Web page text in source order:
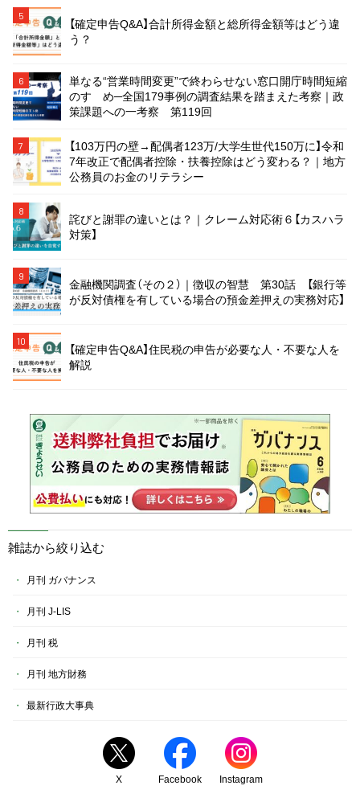
5
【確定申告Q&A】合計所得金額と総所得金額等はどう違
う？
6
単なる“営業時間変更”で終わらせない窓口開庁時間短縮
のすゝめ─全国179事例の調査結果を踏まえた考察｜政
策課題への一考察 第119回
7
【103万円の壁→配偶者123万/大学生世代150万に】令和
7年改正で配偶者控除・扶養控除はどう変わる？｜地方
公務員のお金のリテラシー
8
詫びと謝罪の違いとは？｜クレーム対応術６【カスハラ
対策】
9
金融機関調査（その２）｜徴収の智慧 第30話 【銀行等
が反対債権を有している場合の預金差押えの実務対応】
10
【確定申告Q&A】住民税の申告が必要な人・不要な人を
解説
雑誌から絞り込む
月刊 ガバナンス
月刊 J-LIS
月刊 税
月刊 地方財務
最新行政大事典
X Facebook Instagram